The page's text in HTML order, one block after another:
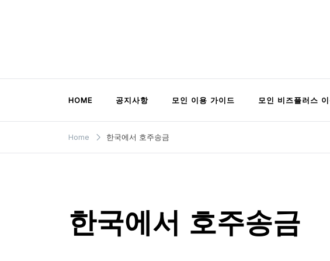
모인 해외송금 블로그
HOME 공지사항 모인 이용 가이드 모인 비즈플러스
Home 한국에서 호주송금
한국에서 호주송금